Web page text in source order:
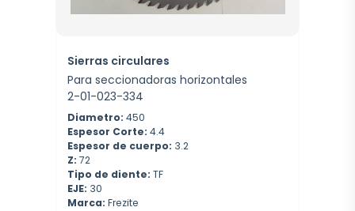
Sierras circulares
Para seccionadoras horizontales
2-01-023-334
Diametro: 450
Espesor Corte: 4.4
Espesor de cuerpo: 3.2
Z: 72
Tipo de diente: TF
EJE: 30
Marca: Frezite